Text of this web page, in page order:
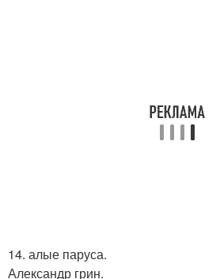
14. алые паруса.
Александр грин.